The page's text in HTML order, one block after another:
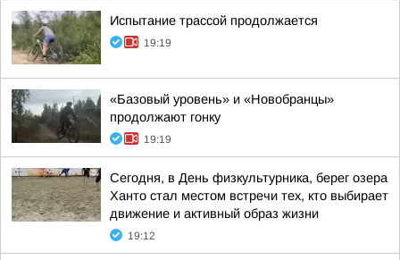
Испытание трассой продолжается
19:19
«Базовый уровень» и «Новобранцы»
продолжают гонку
19:19
Сегодня, в День физкультурника, берег озера
Ханто стал местом встречи тех, кто выбирает
движение и активный образ жизни
19:12